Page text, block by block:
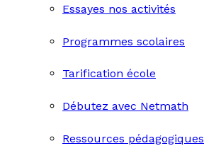
Essayes nos activités
Programmes scolaires
Tarification école
Débutez avec Netmath
Ressources pédagogiques